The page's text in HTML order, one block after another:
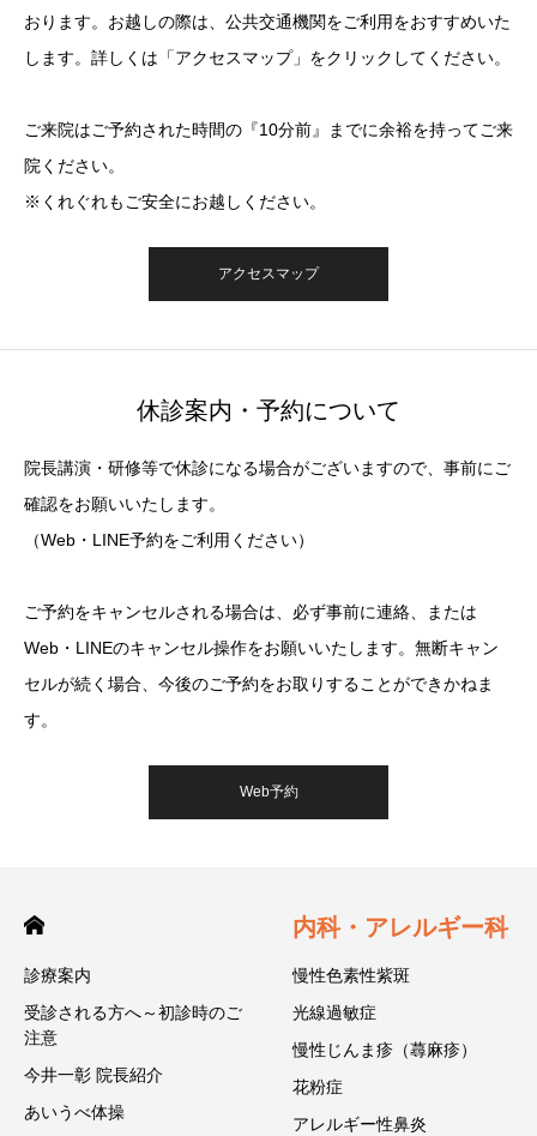
おります。お越しの際は、公共交通機関をご利用をおすすめいた
します。詳しくは「アクセスマップ」をクリックしてください。
ご来院はご予約された時間の『10分前』までに余裕を持ってご来
院ください。
※くれぐれもご安全にお越しください。
アクセスマップ
休診案内・予約について
院長講演・研修等で休診になる場合がございますので、事前にご
確認をお願いいたします。
（Web・LINE予約をご利用ください）
ご予約をキャンセルされる場合は、必ず事前に連絡、または
Web・LINEのキャンセル操作をお願いいたします。無断キャン
セルが続く場合、今後のご予約をお取りすることができかねま
す。
Web予約
診療案内
受診される方へ～初診時のご
注意
今井一彰 院長紹介
あいうべ体操
内科・アレルギー科
慢性色素性紫斑
光線過敏症
慢性じんま疹（蕁麻疹）
花粉症
アレルギー性鼻炎